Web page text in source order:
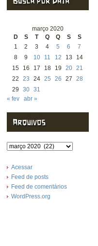
março 2020
D
S T Q Q S
S
1
2 3 4 5 6
7
8
9 10 11 12 13
14
15
16 17 18 19 20 21
22
23 24 25 26 27
28
29
30 31
« fev
abr »
Arquivos
Acessar
Feed de posts
Feed de comentários
WordPress.org